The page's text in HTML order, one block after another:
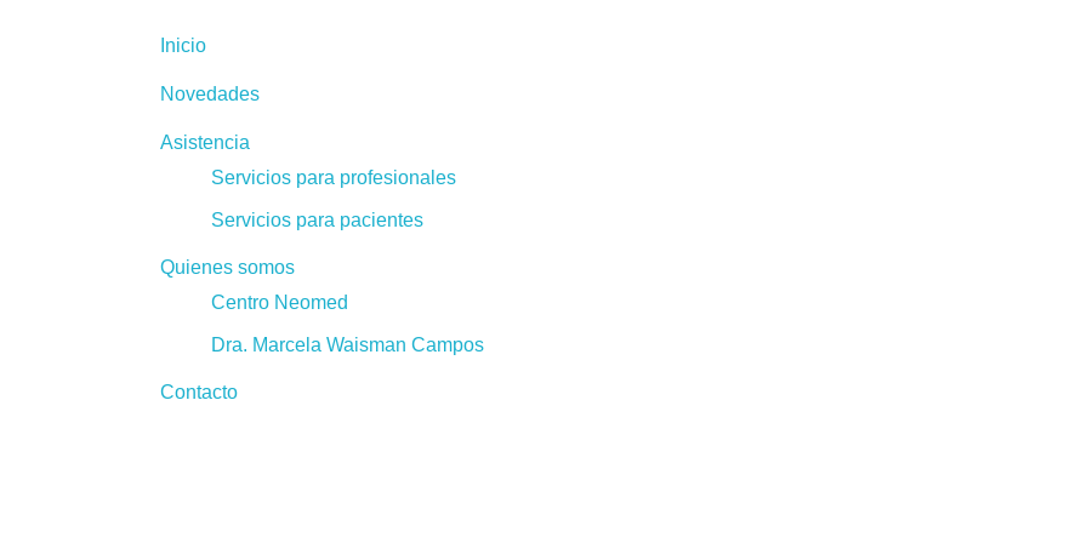
Inicio
Novedades
Asistencia
Servicios para profesionales
Servicios para pacientes
Quienes somos
Centro Neomed
Dra. Marcela Waisman Campos
Contacto